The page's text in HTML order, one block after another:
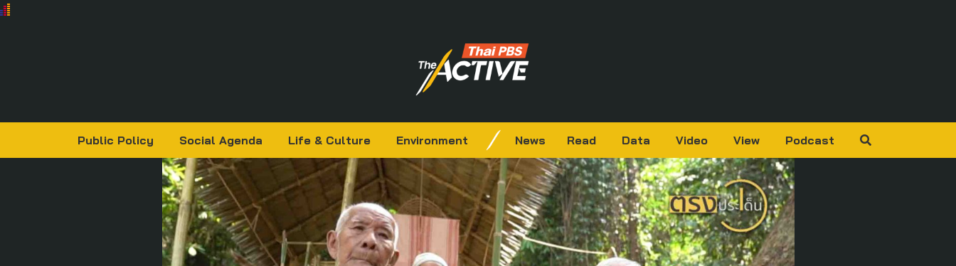
Public Policy Social Agenda Life & Culture Environment News Read Data Video View Podcast